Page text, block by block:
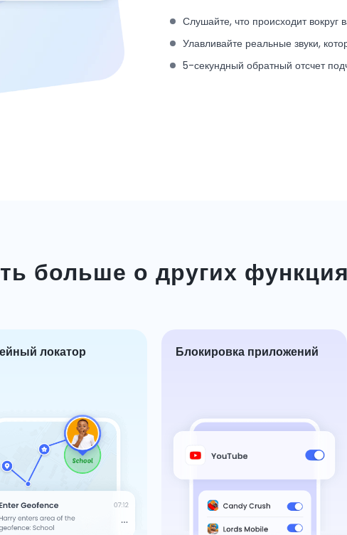
Слушайте, что происходит
Улавливайте реальные звуки,
5-секундный обратный отсчет
больше о других
локатор Блокировка приложений